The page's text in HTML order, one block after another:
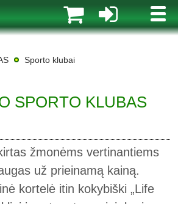
MENIU
Sporto klubai
SPORTO KLUBAS
žmonėms vertinantiems
už prieinamą kainą.
kortelė itin kokybiški „Life